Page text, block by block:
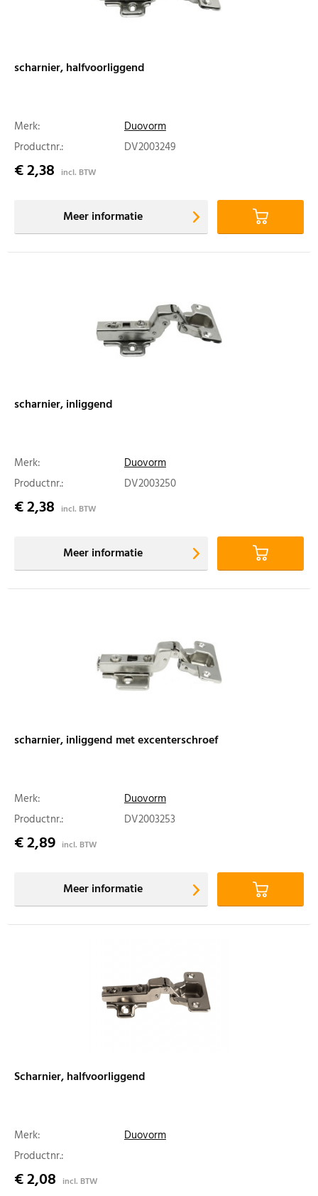
scharnier, halfvoorliggend
Merk:
Duovorm
Productnr.:
DV2003249
€ 2,38 incl. BTW
Meer informatie
scharnier, inliggend
Merk:
Duovorm
Productnr.:
DV2003250
€ 2,38 incl. BTW
Meer informatie
scharnier, inliggend met excenterschroef
Merk:
Duovorm
Productnr.:
DV2003253
€ 2,89 incl. BTW
Meer informatie
Scharnier, halfvoorliggend
Merk:
Duovorm
Productnr.:
€ 2,08 incl. BTW